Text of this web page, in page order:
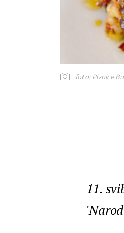
foto: Pivnice
11.